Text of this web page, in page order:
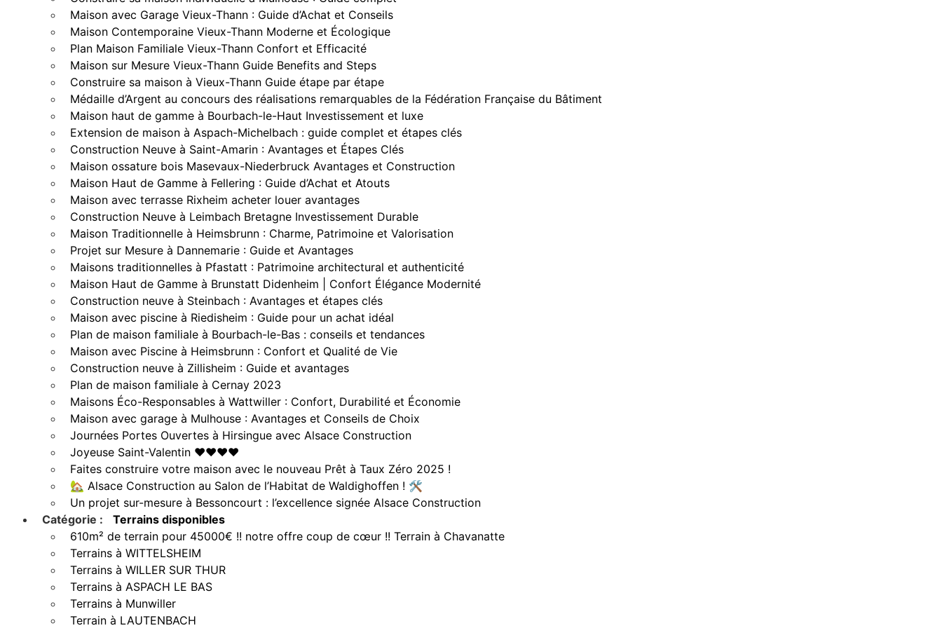
Maison avec Garage Vieux-Thann : Guide d’Achat et Conseils
Maison Contemporaine Vieux-Thann Moderne et Écologique
Plan Maison Familiale Vieux-Thann Confort et Efficacité
Maison sur Mesure Vieux-Thann Guide Benefits and Steps
Construire sa maison à Vieux-Thann Guide étape par étape
Médaille d’Argent au concours des réalisations remarquables de la Fédération Française du Bâtiment
Maison haut de gamme à Bourbach-le-Haut Investissement et luxe
Extension de maison à Aspach-Michelbach : guide complet et étapes clés
Construction Neuve à Saint-Amarin : Avantages et Étapes Clés
Maison ossature bois Masevaux-Niederbruck Avantages et Construction
Maison Haut de Gamme à Fellering : Guide d’Achat et Atouts
Maison avec terrasse Rixheim acheter louer avantages
Construction Neuve à Leimbach Bretagne Investissement Durable
Maison Traditionnelle à Heimsbrunn : Charme, Patrimoine et Valorisation
Projet sur Mesure à Dannemarie : Guide et Avantages
Maisons traditionnelles à Pfastatt : Patrimoine architectural et authenticité
Maison Haut de Gamme à Brunstatt Didenheim | Confort Élégance Modernité
Construction neuve à Steinbach : Avantages et étapes clés
Maison avec piscine à Riedisheim : Guide pour un achat idéal
Plan de maison familiale à Bourbach-le-Bas : conseils et tendances
Maison avec Piscine à Heimsbrunn : Confort et Qualité de Vie
Construction neuve à Zillisheim : Guide et avantages
Plan de maison familiale à Cernay 2023
Maisons Éco-Responsables à Wattwiller : Confort, Durabilité et Économie
Maison avec garage à Mulhouse : Avantages et Conseils de Choix
Journées Portes Ouvertes à Hirsingue avec Alsace Construction
Joyeuse Saint-Valentin ❤️❤️❤️❤️
Faites construire votre maison avec le nouveau Prêt à Taux Zéro 2025 !
🏡 Alsace Construction au Salon de l’Habitat de Waldighoffen ! 🛠️
Un projet sur-mesure à Bessoncourt : l’excellence signée Alsace Construction
Catégorie :
Terrains disponibles
610m² de terrain pour 45000€ !! notre offre coup de cœur !! Terrain à Chavanatte
Terrains à WITTELSHEIM
Terrains à WILLER SUR THUR
Terrains à ASPACH LE BAS
Terrains à Munwiller
Terrain à LAUTENBACH